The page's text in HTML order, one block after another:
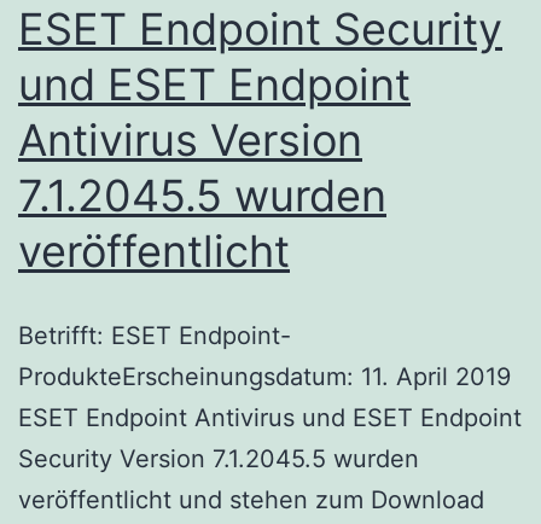
ESET Endpoint Security
und ESET Endpoint
Antivirus Version
7.1.2045.5 wurden
veröffentlicht
Betrifft: ESET Endpoint-
ProdukteErscheinungsdatum: 11. April 2019
ESET Endpoint Antivirus und ESET Endpoint
Security Version 7.1.2045.5 wurden
veröffentlicht und stehen zum Download